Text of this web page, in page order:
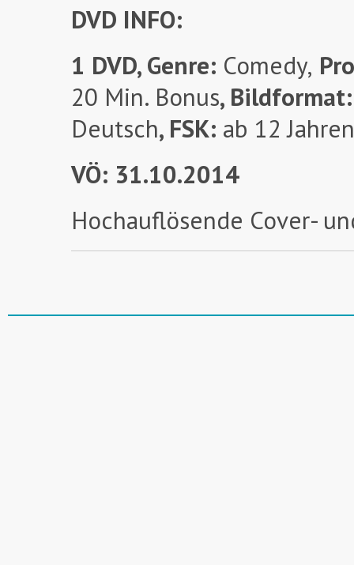
DVD INFO:
1 DVD, Genre: Comedy,
20 Min. Bonus, Bildformat:
Deutsch, FSK: ab 12 Jahren
VÖ: 31.10.2014
Hochauflösende Cover-